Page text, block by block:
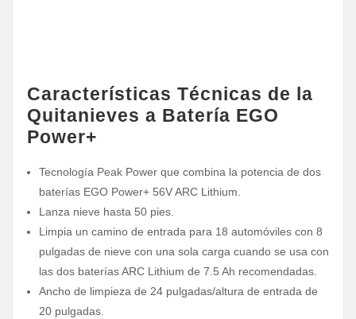
Características Técnicas de la
Quitanieves a Batería EGO
Power+
Tecnología Peak Power que combina la potencia de dos
baterías EGO Power+ 56V ARC Lithium.
Lanza nieve hasta 50 pies.
Limpia un camino de entrada para 18 automóviles con 8
pulgadas de nieve con una sola carga cuando se usa con
las dos baterías ARC Lithium de 7.5 Ah recomendadas.
Ancho de limpieza de 24 pulgadas/altura de entrada de
20 pulgadas.